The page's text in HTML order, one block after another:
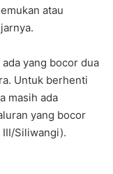
atau
yang bocor dua
Untuk berhenti
masih ada
yang bocor
III/Siliwangi).